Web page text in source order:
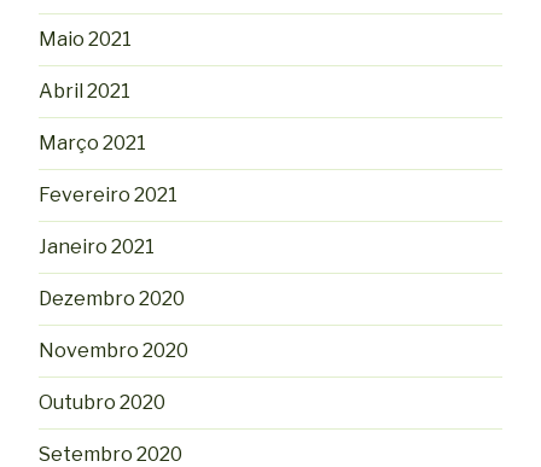
Maio 2021
Abril 2021
Março 2021
Fevereiro 2021
Janeiro 2021
Dezembro 2020
Novembro 2020
Outubro 2020
Setembro 2020